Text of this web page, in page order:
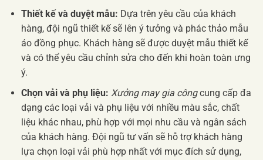
Thiết kế và duyệt mẫu: Dựa trên yêu cầu của khách
hàng, đội ngũ thiết kế sẽ lên ý tưởng và phác thảo mẫu
áo đồng phục. Khách hàng sẽ được duyệt mẫu thiết kế
và có thể yêu cầu chỉnh sửa cho đến khi hoàn toàn ưng
ý.
Chọn vải và phụ liệu: Xưởng may gia côngcung cấp đa
dạng các loại vải và phụ liệu với nhiều màu sắc, chất
liệu khác nhau, phù hợp với mọi nhu cầu và ngân sách
của khách hàng. Đội ngũ tư vấn sẽ hỗ trợ khách hàng
lựa chọn loại vải phù hợp nhất với mục đích sử dụng,